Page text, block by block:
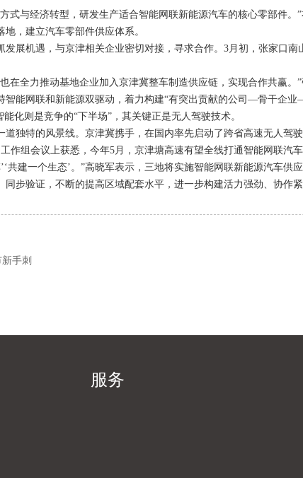
与经济转型，研发生产适合智能网联新能源汽车的核心零部件。
，建立汽车零部件供应体系。
机遇，与京津相关企业密切对接，寻求合作。3月初，张家口南
全力推动基地企业加入京津冀整车制造供应链，实现合作共赢。
能网联和新能源双驱动，着力构建“有突出贡献的公司—骨干企业
则是竞争的“下半场”，其关键正是无人驾驶技术。
特的风景线。京津冀携手，在国内率先启动了跨省高速无人驾驶
组会议上获悉，今年5月，京津塘高速有望全线打通智能网联汽车
建一个生态’。”高晓军表示，三地将实施智能网联新能源汽车供
步验证，不断的提高区域配套水平，进一步构建活力强劲、协作
手刺
服务